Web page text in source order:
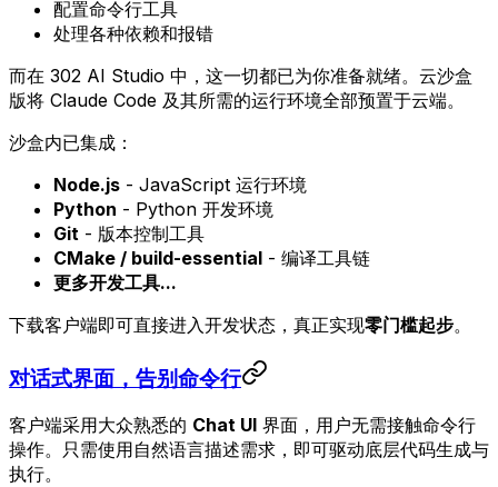
配置命令行工具
处理各种依赖和报错
而在 302 AI Studio 中，这一切都已为你准备就绪。云沙盒
版将 Claude Code 及其所需的运行环境全部预置于云端。
沙盒内已集成：
Node.js - JavaScript 运行环境
Python - Python 开发环境
Git - 版本控制工具
CMake / build-essential - 编译工具链
更多开发工具...
下载客户端即可直接进入开发状态，真正实现零门槛起步。
对话式界面，告别命令行
客户端采用大众熟悉的 Chat UI 界面，用户无需接触命令行
操作。只需使用自然语言描述需求，即可驱动底层代码生成与
执行。